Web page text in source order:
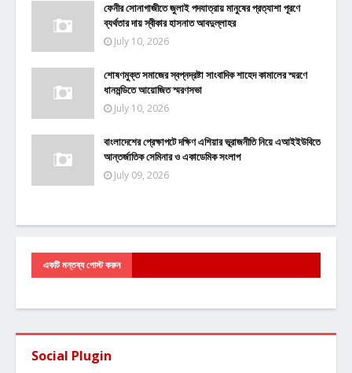
ফেনীর সোনাগাজীতে জুলাই পদযাত্রায় মানুষের প্রত্যাশা পূরণে
ব্যর্থতার দায় স্বীকার হাসনাত আবদুল্লাহর
July 10, 2026
শোষণমুক্ত সমাজের স্বপ্নদ্রষ্টা সাংবাদিক শাহেদ কামালের স্মরণে
ধানমন্ডিতে আয়োজিত স্মরণসভা
July 10, 2026
বাংলাদেশের প্রেক্ষাপটে দক্ষিণ এশিয়ার ভূরাজনীতি নিয়ে এআইইউবিতে
আন্তর্জাতিক সেমিনার ও একাডেমিক সংলাপ
July 09, 2026
একটি মন্তব্য পোস্ট করুন
Social Plugin